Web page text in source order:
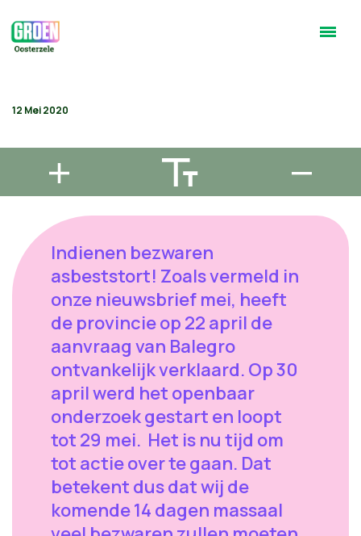
12 Mei 2020
Indienen bezwaren
asbeststort! Zoals vermeld in
onze nieuwsbrief mei, heeft
de provincie op 22 april de
aanvraag van Balegro
ontvankelijk verklaard. Op 30
april werd het openbaar
onderzoek gestart en loopt
tot 29 mei. Het is nu tijd om
tot actie over te gaan. Dat
betekent dus dat wij de
komende 14 dagen massaal